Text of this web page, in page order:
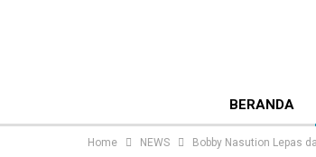
BERANDA
Home NEWS Bobby Nasution Lepas